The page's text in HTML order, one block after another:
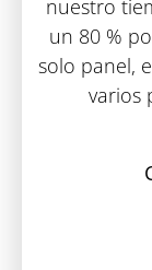
nuestro
un 80 %
solo panel,
varios